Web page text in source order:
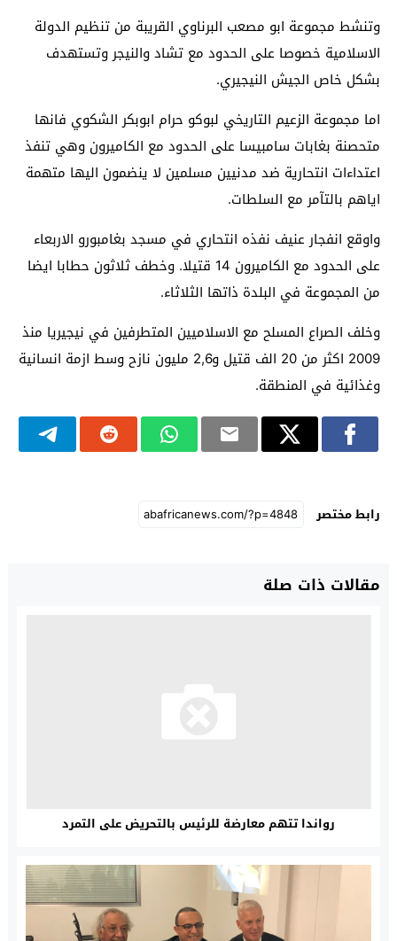
وتنشط مجموعة ابو مصعب البرناوي القريبة من تنظيم الدولة
الاسلامية خصوصا على الحدود مع تشاد والنيجر وتستهدف
بشكل خاص الجيش النيجيري.
اما مجموعة الزعيم التاريخي لبوكو حرام ابوبكر الشكوي فانها
متحصنة بغابات سامبيسا على الحدود مع الكاميرون وهي تنفذ
اعتداءات انتحارية ضد مدنيين مسلمين لا ينضمون اليها متهمة
اياهم بالتآمر مع السلطات.
واوقع انفجار عنيف نفذه انتحاري في مسجد بغامبورو الاربعاء
على الحدود مع الكاميرون 14 قتيلا. وخطف ثلاثون حطابا ايضا
من المجموعة في البلدة ذاتها الثلاثاء.
وخلف الصراع المسلح مع الاسلاميين المتطرفين في نيجيريا منذ
2009 اكثر من 20 الف قتيل و2,6 مليون نازح وسط ازمة انسانية
وغذائية في المنطقة.
رابط مختصر
مقالات ذات صلة
رواندا تتهم معارضة للرئيس بالتحريض على التمرد